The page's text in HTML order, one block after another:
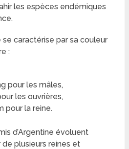
les espèces endémiques
se caractérise par sa couleur
:
pour les mâles,
les ouvrières,
pour la reine.
d’Argentine évoluent
plusieurs reines et